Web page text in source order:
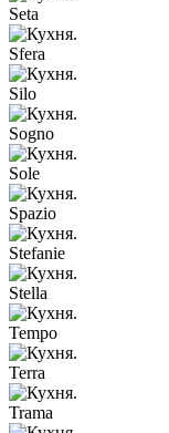
Seta
Sfera
Silo
Sogno
Sole
Spazio
Stefanie
Stella
Tempo
Terra
Trama